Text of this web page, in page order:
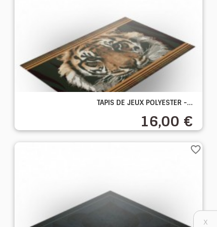
TAPIS DE JEUX POLYESTER -...
16,00 €
favorite_border
X